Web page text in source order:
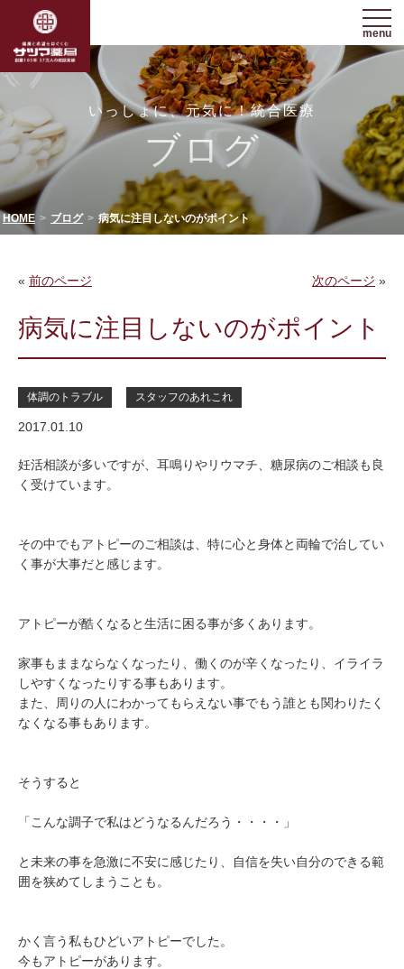
menu
いっしょに、元気に！統合医療
ブログ
HOME ブログ 病気に注目しないのがポイント
« 前のページ 次のページ »
病気に注目しないのがポイント
体調のトラブル スタッフのあれこれ
2017.01.10
妊活相談が多いですが、耳鳴りやリウマチ、糖尿病のご相談も良
く受けています。
その中でもアトピーのご相談は、特に心と身体と両輪で治してい
く事が大事だと感じます。
アトピーが酷くなると生活に困る事が多くあります。
家事もままならなくなったり、働くのが辛くなったり、イライラ
しやすくなったりする事もあります。
また、周りの人にわかってもらえない事でもう誰とも関わりたく
なくなる事もあります。
そうすると
「こんな調子で私はどうなるんだろう・・・・」
と未来の事を急激に不安に感じたり、自信を失い自分のできる範
囲を狭めてしまうことも。
かく言う私もひどいアトピーでした。
今もアトピーがあります。